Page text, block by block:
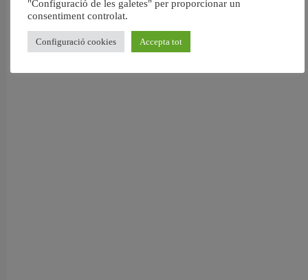
"Configuració de les galetes" per proporcionar un
consentiment controlat.
Configuració cookies Accepta tot